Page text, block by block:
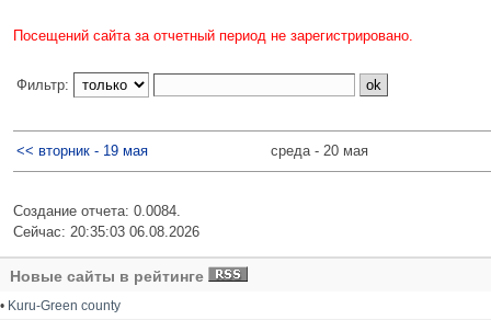
Посещений сайта за отчетный период не зарегистрировано.
Фильтр:
<< вторник - 19 мая среда - 20 мая
Создание отчета: 0.0084.
Сейчас: 20:35:03 06.08.2026
Новые сайты в рейтинге
• Kuru-Green county